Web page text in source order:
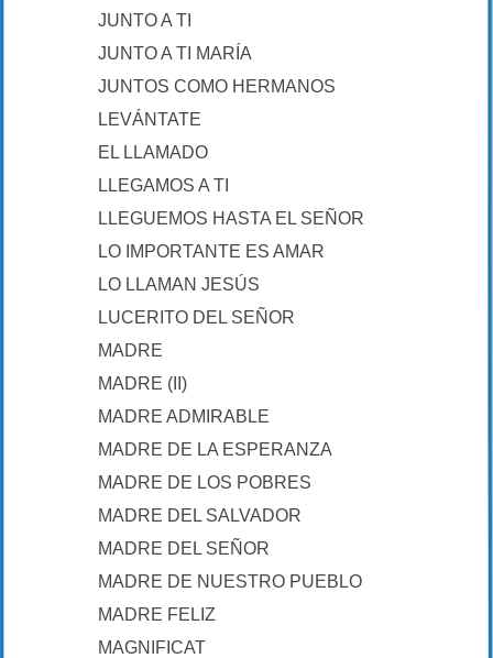
JUNTO A TI
JUNTO A TI MARÍA
JUNTOS COMO HERMANOS
LEVÁNTATE
EL LLAMADO
LLEGAMOS A TI
LLEGUEMOS HASTA EL SEÑOR
LO IMPORTANTE ES AMAR
LO LLAMAN JESÚS
LUCERITO DEL SEÑOR
MADRE
MADRE (II)
MADRE ADMIRABLE
MADRE DE LA ESPERANZA
MADRE DE LOS POBRES
MADRE DEL SALVADOR
MADRE DEL SEÑOR
MADRE DE NUESTRO PUEBLO
MADRE FELIZ
MAGNIFICAT